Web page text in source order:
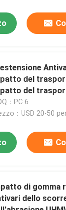
del
del
delle barre
：PC 6
：USD 20-50
di gomma
dello